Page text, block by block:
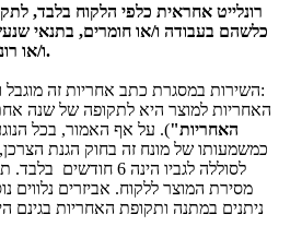
רונלייט אחראית כלפי הלקוח בלבד,
כלשהם בעבודה ו/או חומרים, בתנאי
בהתאם להוראות LG ו/או רונלייט.
השירות במסגרת כתב אחריות זה מוגבל ויינתן בכפוף לתנאים הבאים:
האחריות למוצר היא לתקופה של שנה אחת (12
האחריות"). על אף האמור, בכל
לסוללה לגביו הינה 6
מסירת המוצר ללקוח. אביזרים